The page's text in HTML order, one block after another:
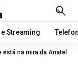
e Streaming
está na mira da Anatel